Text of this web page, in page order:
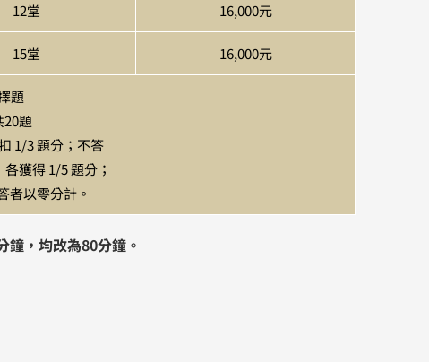
12堂 16,000元
15堂 16,000元
題
20題
1/3 題分；不答
獲得 1/5 題分；
者以零分計。
，均改為80分鐘。